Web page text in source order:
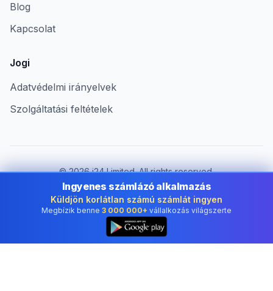
Blog
Kapcsolat
Jogi
Adatvédelmi irányelvek
Szolgáltatási feltételek
©2026i24 Limited. All rights reserved.
Vállalkozások számára Hungary területén
Ország módosítása:
Hungary
Ingyenes számlázó alkalmazás
Küldjön korlátlan számú számlát ingyen
Megbízik benne 3 000 000+ vállalkozás világszerte